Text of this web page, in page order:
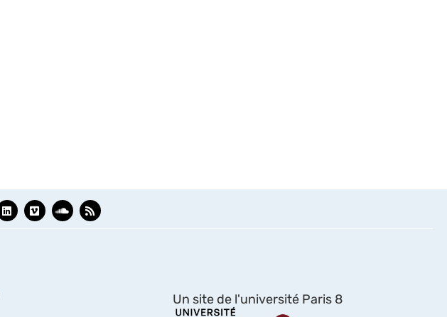
Un site de l'université Paris 8